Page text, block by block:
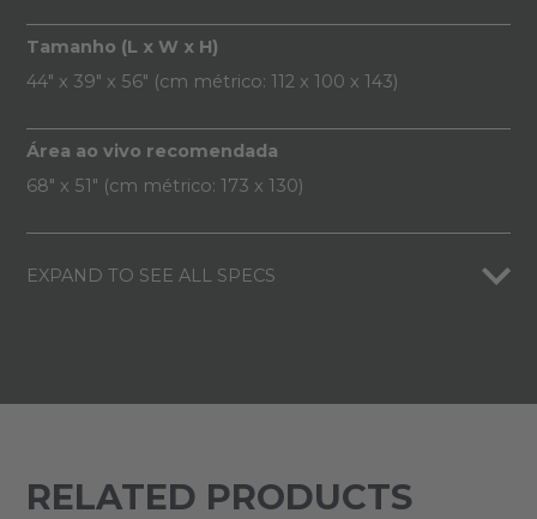
Tamanho (L x W x H)
44" x 39" x 56" (cm métrico: 112 x 100 x 143)
Área ao vivo recomendada
68" x 51" (cm métrico: 173 x 130)
EXPAND TO SEE ALL SPECS
RELATED PRODUCTS